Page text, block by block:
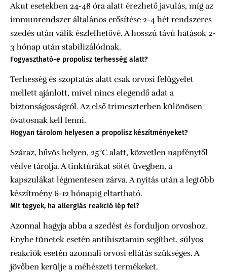
Akut esetekben 24-48 óra alatt érezhető javulás, míg az
immunrendszer általános erősítése 2-4 hét rendszeres
szedés után válik észlelhetővé. A hosszú távú hatások 2-
3 hónap után stabilizálódnak.
Fogyasztható-e propolisz terhesség alatt?
Terhesség és szoptatás alatt csak orvosi felügyelet
mellett ajánlott, mivel nincs elegendő adat a
biztonságosságról. Az első trimeszterben különösen
óvatosnak kell lenni.
Hogyan tárolom helyesen a propolisz készítményeket?
Száraz, hűvös helyen, 25°C alatt, közvetlen napfénytől
védve tárolja. A tinktúrákat sötét üvegben, a
kapszulákat légmentesen zárva. A nyitás után a legtöbb
készítmény 6-12 hónapig eltartható.
Mit tegyek, ha allergiás reakció lép fel?
Azonnal hagyja abba a szedést és forduljon orvoshoz.
Enyhe tünetek esetén antihisztamin segíthet, súlyos
reakciók esetén azonnali orvosi ellátás szükséges. A
jövőben kerülje a méhészeti termékeket.